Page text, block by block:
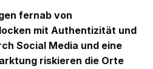
fernab von
mit Authentizität und
Social Media und eine
riskieren die Orte